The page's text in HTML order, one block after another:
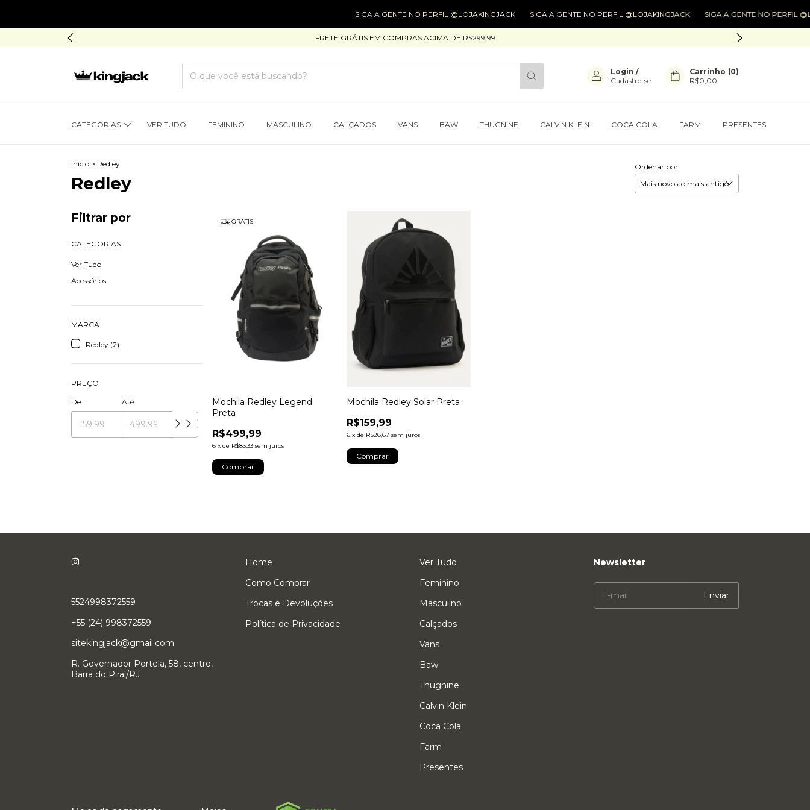
SIGA A GENTE NO PERFIL @LOJAKINGJACK SIGA A GENTE NO PERFIL @LOJAKINGJACK SIGA A GENTE NO PERFIL
FRETE GRÁTIS EM COMPRAS ACIMA DE R$299,99
Login /
Cadastre-se
Carrinho (0)
R$0,00
CATEGORIAS VER TUDO FEMININO MASCULINO CALÇADOS VANS BAW THUGNINE CALVIN KLEIN COCA COLA FARM PRESENTES
Início > Redley
Redley
Ordenar por
Filtrar por
CATEGORIAS
Ver Tudo
Acessórios
MARCA
Redley (2)
PREÇO
De Até
GRÁTIS
Mochila Redley Legend
Preta
R$499,99
6 xde R$83,33 sem juros
Mochila Redley Solar Preta
R$159,99
6 x de R$26,67 sem juros
5524998372559
+55 (24) 998372559
sitekingjack@gmail.com
R. Governador Portela, 58, centro,
Barra do Piraí/RJ
Home
Como Comprar
Trocas e Devoluções
Política de Privacidade
Ver Tudo
Feminino
Masculino
Calçados
Vans
Baw
Thugnine
Calvin Klein
Coca Cola
Farm
Presentes
Newsletter